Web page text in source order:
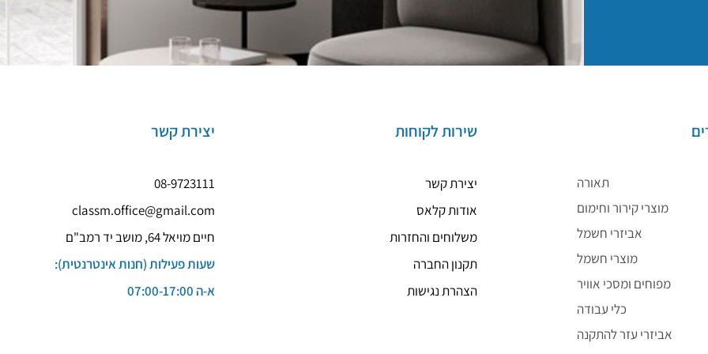
יצירת קשר
08-9723111
classm.office@gmail.com
חיים מויאל 64, מושב יד רמב"ם
שעות פעילות (חנות אינטרנטית):
א-ה 07:00-17:00
שירות לקוחות
יצירת קשר
אודות קלאס
משלוחים והחזרות
תקנון החברה
הצהרת נגישות
תאורה
מוצרי קירור וחימום
אביזרי חשמל
מוצרי חשמל
מפוחים ומסכי אוויר
כלי עבודה
אביזרי עזר להתקנה